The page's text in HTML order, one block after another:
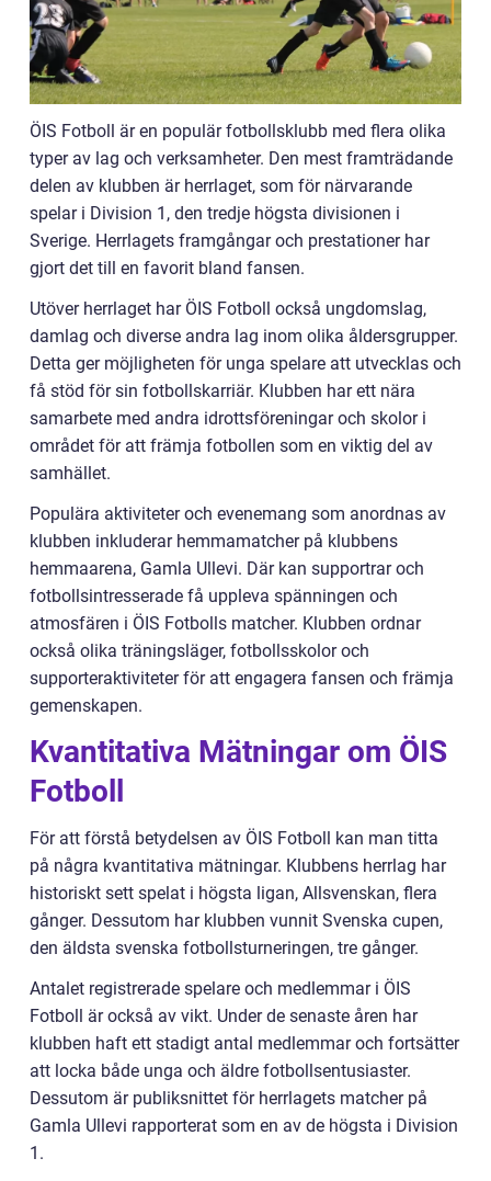
ÖIS Fotboll är en populär fotbollsklubb med flera olika
typer av lag och verksamheter. Den mest framträdande
delen av klubben är herrlaget, som för närvarande
spelar i Division 1, den tredje högsta divisionen i
Sverige. Herrlagets framgångar och prestationer har
gjort det till en favorit bland fansen.
Utöver herrlaget har ÖIS Fotboll också ungdomslag,
damlag och diverse andra lag inom olika åldersgrupper.
Detta ger möjligheten för unga spelare att utvecklas och
få stöd för sin fotbollskarriär. Klubben har ett nära
samarbete med andra idrottsföreningar och skolor i
området för att främja fotbollen som en viktig del av
samhället.
Populära aktiviteter och evenemang som anordnas av
klubben inkluderar hemmamatcher på klubbens
hemmaarena, Gamla Ullevi. Där kan supportrar och
fotbollsintresserade få uppleva spänningen och
atmosfären i ÖIS Fotbolls matcher. Klubben ordnar
också olika träningsläger, fotbollsskolor och
supporteraktiviteter för att engagera fansen och främja
gemenskapen.
Kvantitativa Mätningar om ÖIS
Fotboll
För att förstå betydelsen av ÖIS Fotboll kan man titta
på några kvantitativa mätningar. Klubbens herrlag har
historiskt sett spelat i högsta ligan, Allsvenskan, flera
gånger. Dessutom har klubben vunnit Svenska cupen,
den äldsta svenska fotbollsturneringen, tre gånger.
Antalet registrerade spelare och medlemmar i ÖIS
Fotboll är också av vikt. Under de senaste åren har
klubben haft ett stadigt antal medlemmar och fortsätter
att locka både unga och äldre fotbollsentusiaster.
Dessutom är publiksnittet för herrlagets matcher på
Gamla Ullevi rapporterat som en av de högsta i Division
1.